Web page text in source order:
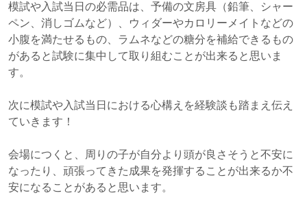
模試や入試当日の必需品は、予備の文房具（鉛筆、シャー
ペン、消しゴムなど）、ウィダーやカロリーメイトなどの
小腹を満たせるもの、ラムネなどの糖分を補給できるもの
があると試験に集中して取り組むことが出来ると思いま
す。
次に模試や入試当日における心構えを経験談も踏まえ伝え
ていきます！
会場につくと、周りの子が自分より頭が良さそうと不安に
なったり、頑張ってきた成果を発揮することが出来るか不
安になることがあると思います。